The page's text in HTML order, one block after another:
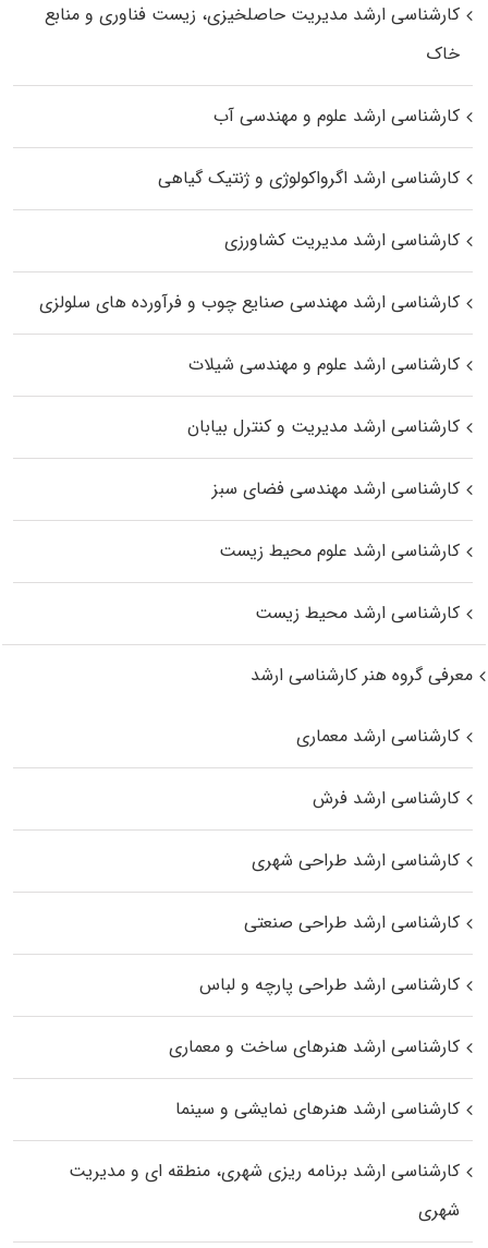
کارشناسی ارشد مدیریت حاصلخیزی، زیست فناوری و منابع
خاک
کارشناسی ارشد علوم و مهندسی آب
کارشناسی ارشد اگرواکولوژی و ژنتیک گیاهی
کارشناسی ارشد مدیریت کشاورزی
کارشناسی ارشد مهندسی صنایع چوب و فرآورده‌ های سلولزی
کارشناسی ارشد علوم و مهندسی شیلات
کارشناسی ارشد مدیریت و کنترل بیابان
کارشناسی ارشد مهندسی فضای سبز
کارشناسی ارشد علوم محیط‌ زیست
کارشناسی ارشد محیط زیست
معرفی گروه هنر کارشناسی ارشد
کارشناسی ارشد معماری
کارشناسی ارشد فرش
کارشناسی ارشد طراحی شهری
کارشناسی ارشد طراحی صنعتی
کارشناسی ارشد طراحی پارچه و لباس
کارشناسی ارشد هنرهای ساخت و معماری
کارشناسی ارشد هنرهای نمایشی و سینما
کارشناسی ارشد برنامه ریزی شهری، منطقه‌ ای و مدیریت
شهری